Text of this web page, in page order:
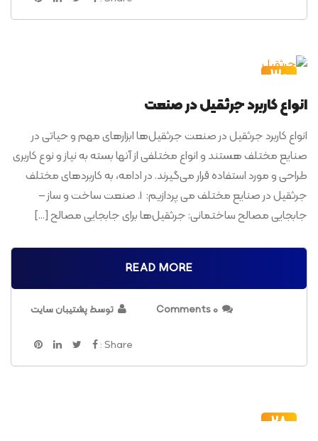
30
مرداد
انواع کاربرد جرثقیل در صنعت
انواع کاربرد جرثقیل در صنعت جرثقیل‌ها ابزارهای مهم و حیاتی در
صنایع مختلف هستند و انواع مختلفی از آنها بسته به نیاز و نوع کاربری
طراحی و مورد استفاده قرار می‌گیرند. در ادامه، به کاربردهای مختلف
جرثقیل در صنایع مختلف می پردازیم: 1. صنعت ساخت و ساز –
جابجایی مصالح ساختمانی: جرثقیل‌ها برای جابجایی مصالح […]
READ MORE
0 Comments توسط پشتیبان سایت
Share :
28